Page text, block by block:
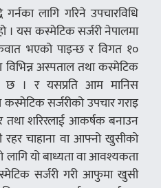
लागि गरिने उपचारविधि
। यस कस्मेटिक सर्जरी नेपालमा
भएको पाइन्छ र विगत १०
विभिन्न अस्पताल तथा कस्मेटिक
छ । र यसप्रति आम मानिस
कस्मेटिक सर्जरीको उपचार गराइ
तथा शरिरलाई आकर्षक बनाउन
चाहाना वा आफ्नो खुसीको
यो बाध्यता वा आवश्यकता
सर्जरी गरी आफुमा खुसी